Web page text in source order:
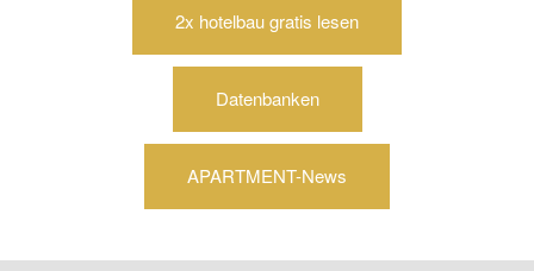
2x hotelbau gratis lesen
Datenbanken
APARTMENT-News